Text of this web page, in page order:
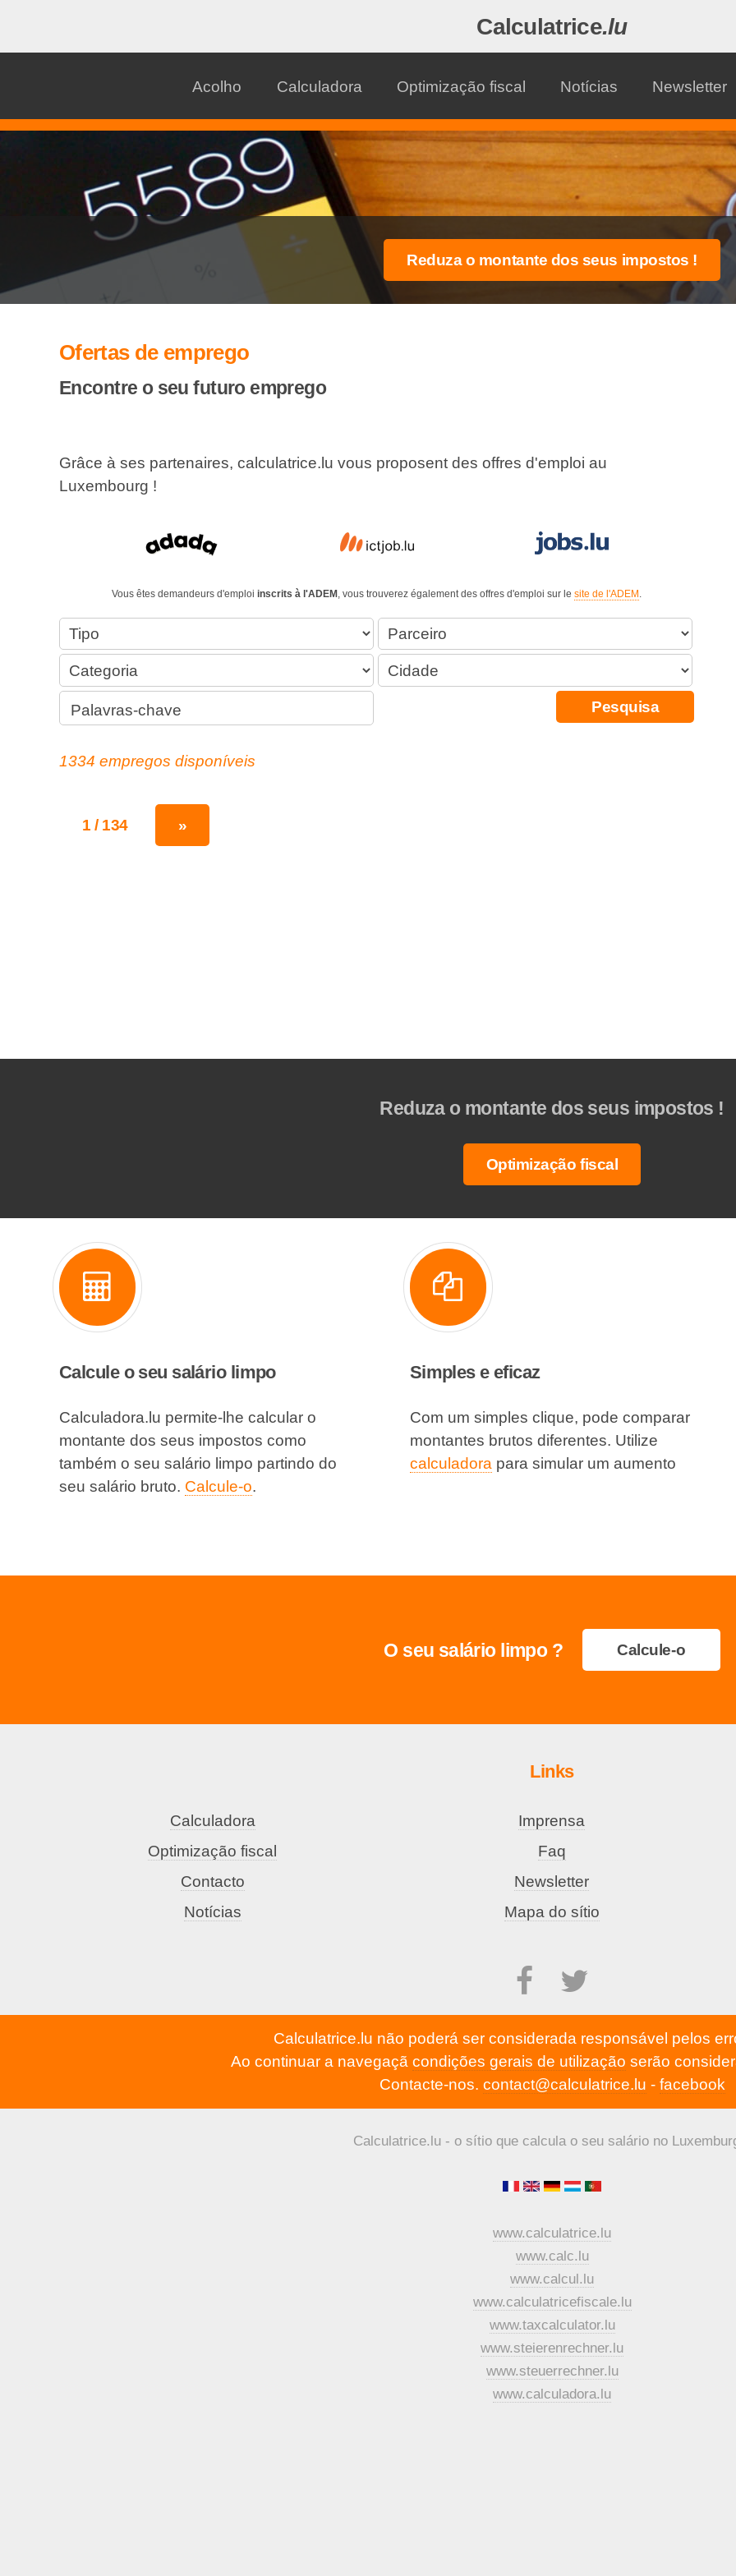
Calculatrice.lu
Acolho Calculadora Optimização fiscal Notícias Newsletter
Ofertas de emprego
Encontre o seu futuro emprego
Grâce à ses partenaires, calculatrice.lu vous proposent des offres d'emploi au
Luxembourg !
Vous êtes demandeurs d'emploiinscrits à l'ADEM , vous trouverez également des offres d'emploi sur lesite de l'ADEM
1334 empregos disponíveis
1 / 134 »
Reduza o montante dos seus impostos !
Optimização fiscal
Calcule o seu salário limpo
Calculadora.lu permite-lhe calcular o
montante dos seus impostos como
também o seu salário limpo partindo do
seu salário bruto. Calcule-o.
Simples e eficaz
Com um simples clique, pode comparar
montantes brutos diferentes. Utilize
calculadorapara simular um aumento
O seu salário limpo ? Calcule-o
Links
Calculadora
Optimização fiscal
Contacto
Notícias
Imprensa
Faq
Newsletter
Mapa do sítio
Calculatrice.lu não poderá ser considerada responsável pelos
Ao continuar a navegaçã condições gerais de utilização serão
Contacte-nos. contact@calculatrice.lu - facebook
Calculatrice.lu - o sítio que calcula o seu salário no
www.calculatrice.lu
www.calc.lu
www.calcul.lu
www.calculatricefiscale.lu
www.taxcalculator.lu
www.steierenrechner.lu
www.steuerrechner.lu
www.calculadora.lu